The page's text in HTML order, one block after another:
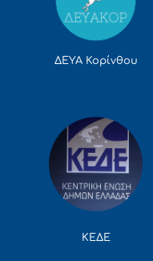
ΔΕΥΑ Κορίνθου
ΚΕΔΕ